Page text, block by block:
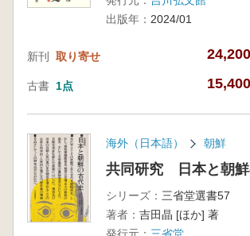
出版年： 2024/01
新刊 取り寄せ
古書 1点
海外（日本語） 朝鮮
共同研究 日本と朝鮮
シリーズ： 三省堂選書57
著者： 吉田晶 [ほか] 著